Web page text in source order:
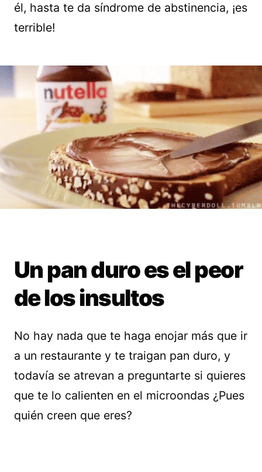
él, hasta te da síndrome de abstinencia, ¡es
terrible!
Un pan duro es el peor
de los insultos
No hay nada que te haga enojar más que ir
a un restaurante y te traigan pan duro, y
todavía se atrevan a preguntarte si quieres
que te lo calienten en el microondas ¿Pues
quién creen que eres?